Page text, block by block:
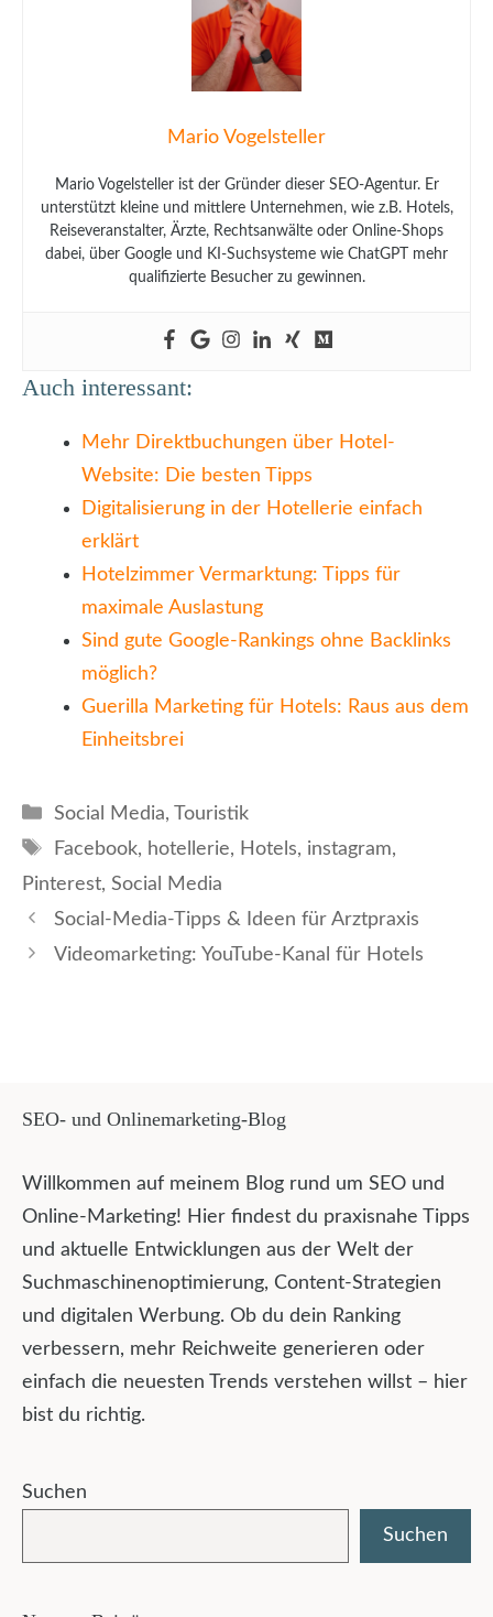
Mario Vogelsteller
Mario Vogelsteller ist der Gründer dieser SEO-Agentur. Er
unterstützt kleine und mittlere Unternehmen, wie z.B. Hotels,
Reiseveranstalter, Ärzte, Rechtsanwälte oder Online-Shops
dabei, über Google und KI-Suchsysteme wie ChatGPT mehr
qualifizierte Besucher zu gewinnen.
Auch interessant:
Mehr Direktbuchungen über Hotel-
Website: Die besten Tipps
Digitalisierung in der Hotellerie einfach
erklärt
Hotelzimmer Vermarktung: Tipps für
maximale Auslastung
Sind gute Google-Rankings ohne Backlinks
möglich?
Guerilla Marketing für Hotels: Raus aus dem
Einheitsbrei
Kategorien
Social Media, Touristik
Schlagwörter
Facebook, hotellerie, Hotels, instagram,
Pinterest, Social Media
Social-Media-Tipps & Ideen für Arztpraxis
Videomarketing: YouTube-Kanal für Hotels
SEO- und Onlinemarketing-Blog
Willkommen auf meinem Blog rund um SEO und
Online-Marketing! Hier findest du praxisnahe Tipps
und aktuelle Entwicklungen aus der Welt der
Suchmaschinenoptimierung, Content-Strategien
und digitalen Werbung. Ob du dein Ranking
verbessern, mehr Reichweite generieren oder
einfach die neuesten Trends verstehen willst – hier
bist du richtig.
Suchen
Suchen